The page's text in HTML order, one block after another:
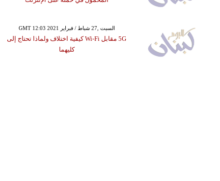
GMT 12:03 2021 السبت ,27 شباط / فبراير
5G مقابل Wi-Fi كيفية اختلاف ولماذا تحتاج إلى
كليهما